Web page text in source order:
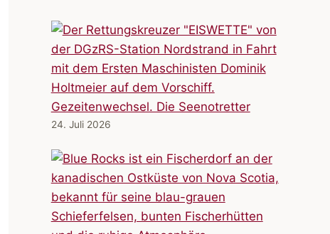
Gezeitenwechsel. Die Seenotretter
24. Juli 2026